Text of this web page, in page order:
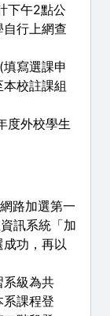
下午2點公
行上網查
寫選課申
校註課組
度外校學生
路加選第一
訊系統「加
功，再以
系級為共
課程登